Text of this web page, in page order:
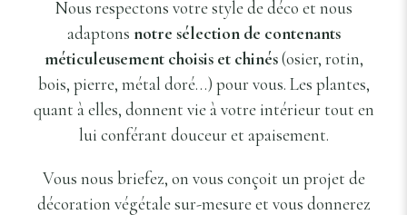
Nous respectons votre style de déco et nous
adaptons notre sélection de contenants
méticuleusement choisis et chinés(osier, rotin,
bois, pierre, métal doré…) pour vous. Les plantes,
quant à elles, donnent vie à votre intérieur tout en
lui conférant douceur et apaisement.
Vous nous briefez, on vous conçoit un projet de
décoration végétale sur-mesure et vous donnerez